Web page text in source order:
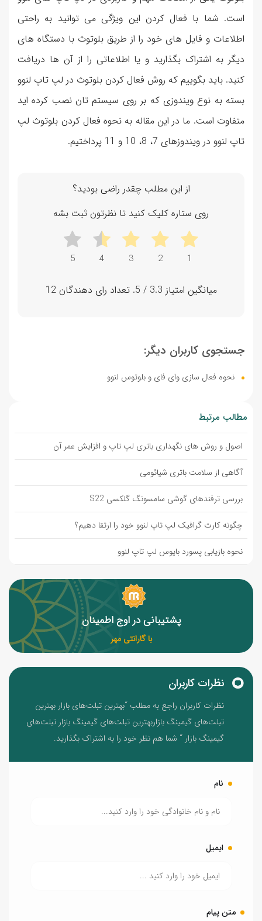
است. شما با فعال کردن این ویژگی می توانید به راحتی
اطلاعات و فایل های خود را از طریق بلوتوث با دستگاه های
دیگر به اشتراک بگذارید و یا اطلاعاتی را از آن ها دریافت
کنید. باید بگوییم که روش فعال کردن بلوتوث در لپ تاپ لنوو
بسته به نوع ویندوزی که بر روی سیستم تان نصب کرده اید
متفاوت است. ما در این مقاله به نحوه فعال کردن بلوتوث لپ
تاپ لنوو در ویندوزهای 7، 8، 10 و 11 پرداختیم.
از این مطلب چقدر راضی بودید؟
روی ستاره کلیک کنید تا نظرتون ثبت بشه
میانگین امتیاز 3.3 / 5. تعداد رای دهندگان 12
جستجوی کاربران دیگر:
نحوه فعال سازی وای فای و بلوتوس لنوو
مطالب مرتبط
اصول و روش های نگهداری باتری لپ تاپ و افزایش عمر آن
آگاهی از سلامت باتری شیائومی
بررسی ترفندهای گوشی سامسونگ گلکسی S22
چگونه کارت گرافیک لپ تاپ لنوو خود را ارتقا دهیم؟
نحوه بازیابی پسورد بایوس لپ تاپ لنوو
پشتیبانی در اوج اطمینان
با گارانتی مهر
نظرات کاربران
نظرات کاربران راجع به مطلب “بهترین تبلت‌های بازار بهترین
تبلت‌های گیمینگ بازاربهترین تبلت‌های گیمینگ بازار تبلت‌های
گیمینگ بازار “ شما هم نظر خود را به اشتراک بگذارید.
نام
ایمیل
متن پیام